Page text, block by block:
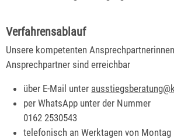
Verfahrensablauf
Unsere kompetenten
Ansprechpartner sind erreichbar
über E-Mail unter
per WhatsApp unter der Nummer
0162 2530543
telefonisch an Werktagen von Montag